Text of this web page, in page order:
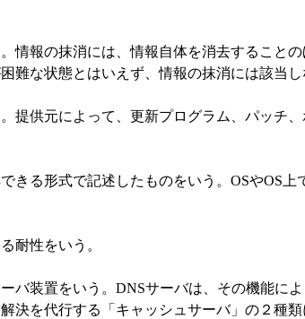
報の抹消には、情報自体を消去すること
な状態とはいえず、情報の抹消には該当し
供元によって、更新プログラム、パッチ
る形式で記述したものをいう。OSやOS上
耐性をいう。
装置をいう。DNSサーバは、その機能に
を代行する「キャッシュサーバ」の２種類